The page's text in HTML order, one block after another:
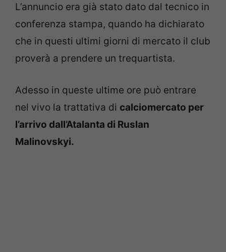
L’annuncio era già stato dato dal tecnico in
conferenza stampa, quando ha dichiarato
che in questi ultimi giorni di mercato il club
proverà a prendere un trequartista.
Adesso in queste ultime ore può entrare
nel vivo la trattativa di calciomercato per
l’arrivo dall’Atalanta di Ruslan
Malinovskyi.